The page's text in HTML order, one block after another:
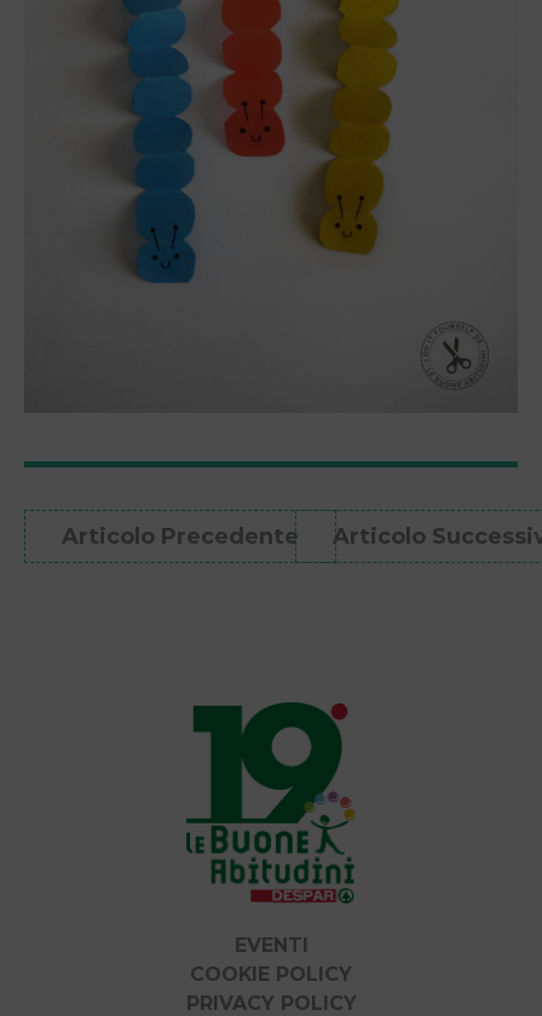
Articolo Precedente Articolo
EVENTI
COOKIE POLICY
PRIVACY POLICY